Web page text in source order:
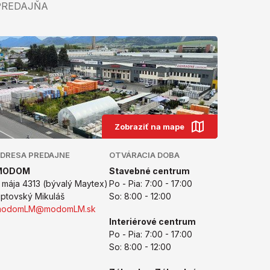
Zobraziť na mape
PREDAJNE
mája 4313 (bývalý Maytex)
Mikuláš
OTVÁRACIA DOBA
Stavebné centrum
Po - Pia: 7:00 - 17:00
So: 8:00 - 12:00
Interiérové centrum
Po - Pia: 7:00 - 17:00
So: 8:00 - 12:00